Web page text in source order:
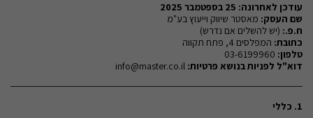
עודכן לאחרונה: 25 בספטמבר 2025
שם העסק: מאסטר שיווק וייעוץ בע"מ
ח.פ.: (יש להשלים אם נדרש)
כתובת: המפלסים 4, פתח תקווה
טלפון:
דוא"ל לפניות בנושא פרטיות: info@master.co.il
1. כללי